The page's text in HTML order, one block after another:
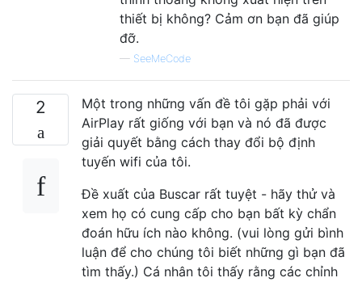
thiết bị không? Cảm ơn bạn đã giúp
đỡ.
— SeeMeCode
2
Một trong những vấn đề tôi gặp phải với
AirPlay rất giống với bạn và nó đã được
giải quyết bằng cách thay đổi bộ định
tuyến wifi của tôi.
Đề xuất của Buscar rất tuyệt - hãy thử và
xem họ có cung cấp cho bạn bất kỳ chẩn
đoán hữu ích nào không. (vui lòng gửi bình
luận để cho chúng tôi biết những gì bạn đã
tìm thấy.) Cá nhân tôi thấy rằng các chỉnh